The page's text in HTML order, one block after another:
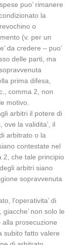
puo’ rimanere
la
o
(v. per un
da credere – puo’
delle parti, ma
prima difesa,
comma 2, non
motivo.
arbitri il potere di
la validita’, il
arbitrato o la
contestate nel
2, che tale principio
arbitri siano
sopravvenuta
l’operativita’ di
non solo le
prosecuzione
subito fatto valere